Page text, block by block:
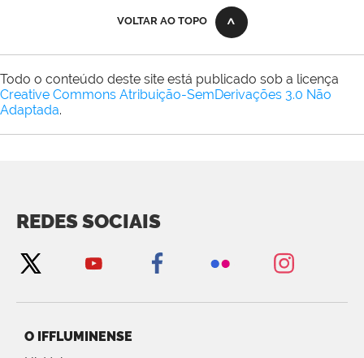
VOLTAR AO TOPO
Todo o conteúdo deste site está publicado sob a licença
Creative Commons Atribuição-SemDerivações 3.0 Não
Adaptada.
REDES SOCIAIS
O IFFLUMINENSE